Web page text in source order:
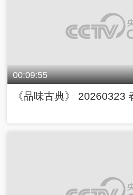
00:09:55
《品味古典》 20260323